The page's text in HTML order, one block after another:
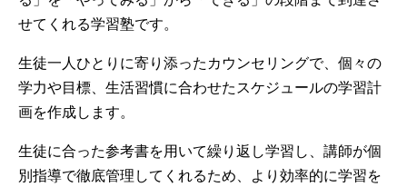
せてくれる学習塾です。
生徒一人ひとりに寄り添ったカウンセリングで、個々の
学力や目標、生活習慣に合わせたスケジュールの学習計
画を作成します。
生徒に合った参考書を用いて繰り返し学習し、講師が個
別指導で徹底管理してくれるため、より効率的に学習を